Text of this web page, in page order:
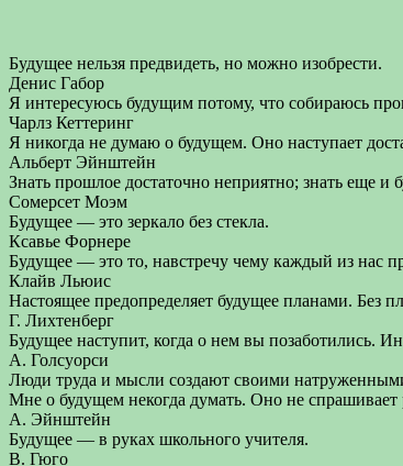
Будущее нельзя предвидеть, но можно изобрести.
Денис Габор
Я интересуюсь будущим потому, что собираюсь
Чарлз Кеттеринг
Я никогда не думаю о будущем. Оно наступает
Альберт Эйнштейн
Знать прошлое достаточно неприятно; знать еще
Сомерсет Моэм
Будущее — это зеркало без стекла.
Ксавье Форнере
Будущее — это то, навстречу чему каждый из нас
Клайв Льюис
Настоящее предопределяет будущее планами. Без
Г. Лихтенберг
Будущее наступит, когда о нем вы позаботились.
А. Голсуорси
Люди труда и мысли создают своими
Мне о будущем некогда думать. Оно не спрашивает
А. Эйнштейн
Будущее — в руках школьного учителя.
В. Гюго